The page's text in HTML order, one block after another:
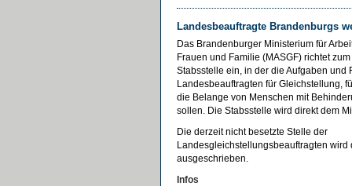
Landesbeauftragte Brandenburgs
Das Brandenburger Ministerium für
Frauen und Familie (MASGF) richtet
Stabsstelle ein, in der die Aufgaben und
Landesbeauftragten für Gleichstellung,
die Belange von Menschen mit
sollen. Die Stabsstelle wird direkt dem
Die derzeit nicht besetzte Stelle der
Landesgleichstellungsbeauftragten wird
ausgeschrieben.
Infos